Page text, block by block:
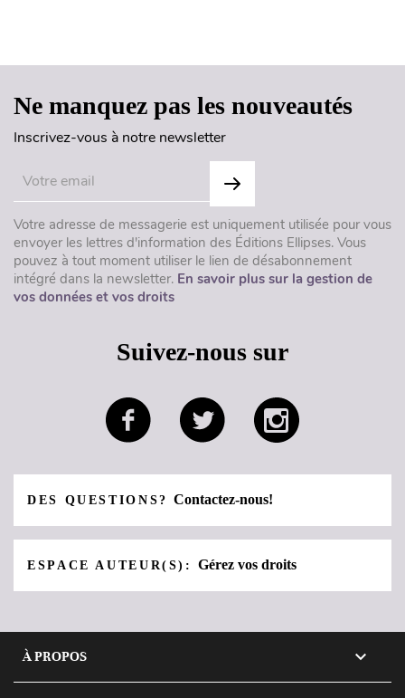
Ne manquez pas les nouveautés
Inscrivez-vous à notre newsletter
Votre adresse de messagerie est uniquement utilisée pour vous
envoyer les lettres d'information des Éditions Ellipses. Vous
pouvez à tout moment utiliser le lien de désabonnement
intégré dans la newsletter. En savoir plus sur la gestion de
vos données et vos droits
Suivez-nous sur
DES QUESTIONS?Contactez-nous!
ESPACE AUTEUR(S):Gérez vos droits
À PROPOS 